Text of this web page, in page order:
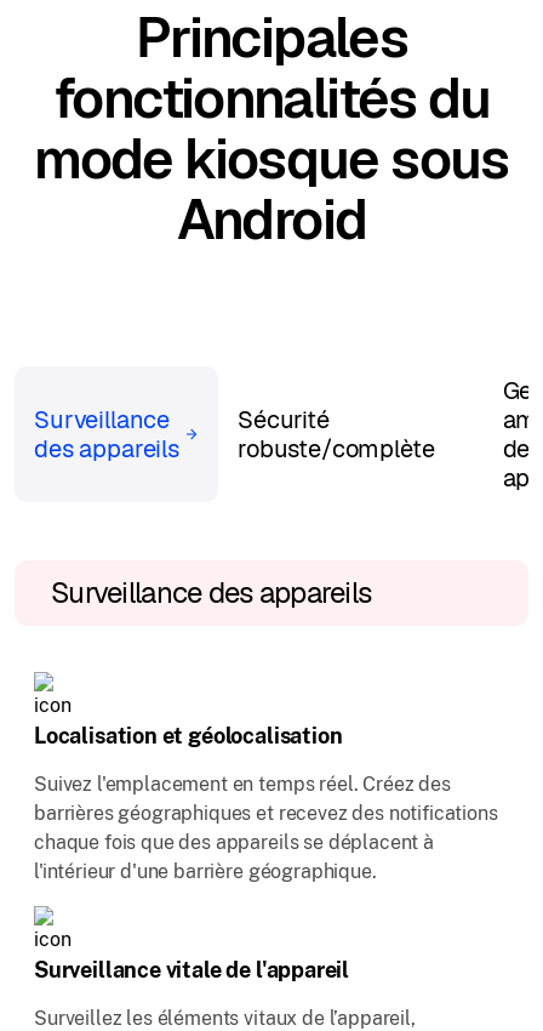
Principales
fonctionnalités du
mode kiosque sous
Android
Surveillance
des appareils
Sécurité
robuste/complète
des
Surveillance des appareils
Localisation et géolocalisation
Suivez l'emplacement en temps réel. Créez des
barrières géographiques et recevez des notifications
chaque fois que des appareils se déplacent à
l'intérieur d'une barrière géographique.
Surveillance vitale de l'appareil
Surveillez les éléments vitaux de l’appareil,